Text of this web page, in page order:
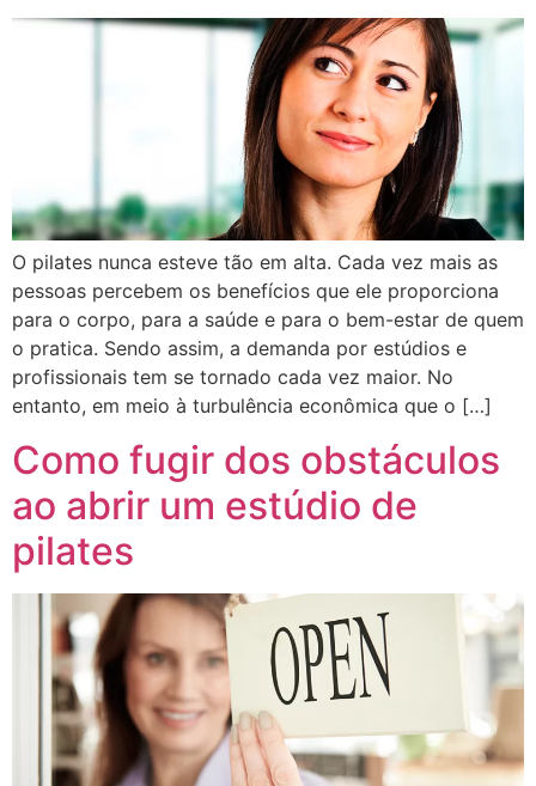
O pilates nunca esteve tão em alta. Cada vez mais as
pessoas percebem os benefícios que ele proporciona
para o corpo, para a saúde e para o bem-estar de quem
o pratica. Sendo assim, a demanda por estúdios e
profissionais tem se tornado cada vez maior. No
entanto, em meio à turbulência econômica que o […]
Como fugir dos obstáculos
ao abrir um estúdio de
pilates